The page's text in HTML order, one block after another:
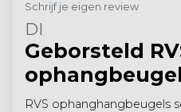
Schrijf je eigen review
DI
Geborsteld
RVS ophanghangbeugels